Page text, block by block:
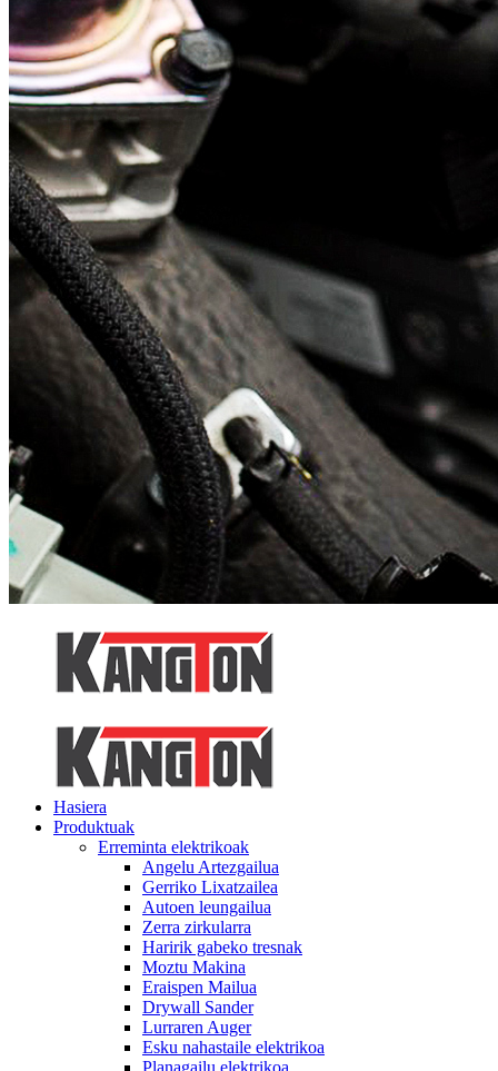
Hasiera
Produktuak
Erreminta elektrikoak
Angelu Artezgailua
Gerriko Lixatzailea
Autoen leungailua
Zerra zirkularra
Haririk gabeko tresnak
Moztu Makina
Eraispen Mailua
Drywall Sander
Lurraren Auger
Esku nahastaile elektrikoa
Planagailu elektrikoa